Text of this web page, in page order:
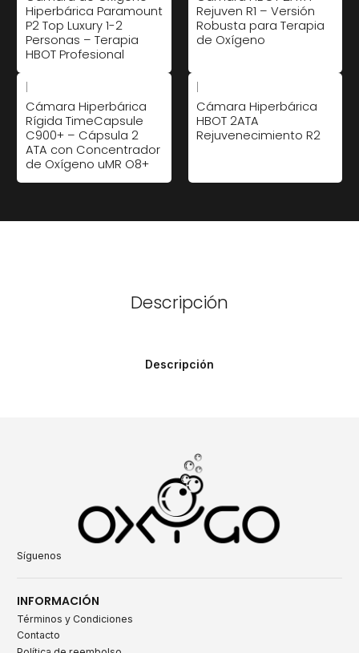
Hiperbárica Paramount
P2 Top Luxury 1-2
Personas – Terapia
HBOT Profesional
Rejuven R1 – Versión
Robusta para Terapia
de Oxígeno
Cámara Hiperbárica
Rígida TimeCapsule
C900+ – Cápsula 2
ATA con Concentrador
de Oxígeno uMR O8+
Cámara Hiperbárica
HBOT 2ATA
Rejuvenecimiento R2
Descripción
Descripción
Síguenos
INFORMACIÓN
Términos y Condiciones
Contacto